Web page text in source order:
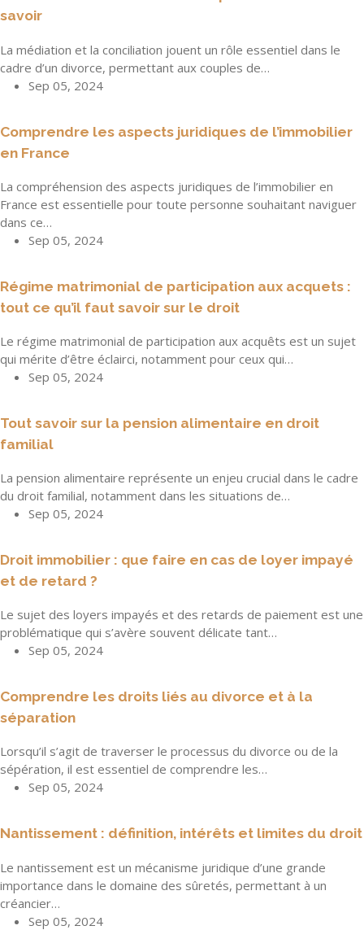
savoir
La médiation et la conciliation jouent un rôle essentiel dans le
cadre d’un divorce, permettant aux couples de…
Sep 05, 2024
Comprendre les aspects juridiques de l’immobilier
en France
La compréhension des aspects juridiques de l’immobilier en
France est essentielle pour toute personne souhaitant naviguer
dans ce…
Sep 05, 2024
Régime matrimonial de participation aux acquets :
tout ce qu’il faut savoir sur le droit
Le régime matrimonial de participation aux acquêts est un sujet
qui mérite d’être éclairci, notamment pour ceux qui…
Sep 05, 2024
Tout savoir sur la pension alimentaire en droit
familial
La pension alimentaire représente un enjeu crucial dans le cadre
du droit familial, notamment dans les situations de…
Sep 05, 2024
Droit immobilier : que faire en cas de loyer impayé
et de retard ?
Le sujet des loyers impayés et des retards de paiement est une
problématique qui s’avère souvent délicate tant…
Sep 05, 2024
Comprendre les droits liés au divorce et à la
séparation
Lorsqu’il s’agit de traverser le processus du divorce ou de la
sépération, il est essentiel de comprendre les…
Sep 05, 2024
Nantissement : définition, intérêts et limites du droit
Le nantissement est un mécanisme juridique d’une grande
importance dans le domaine des sûretés, permettant à un
créancier…
Sep 05, 2024